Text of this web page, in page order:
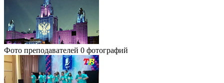
Фото преподавателей 0 фотографий